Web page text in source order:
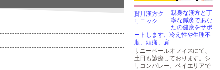
親身な漢方と丁
寧な鍼灸であな
たの健康をサポ
ートします。冷え性や生理不
順、頭痛、肩...
サニーベールオフィスにて、
土日も診療しております。シ
リコンバレー、ベイエリアで